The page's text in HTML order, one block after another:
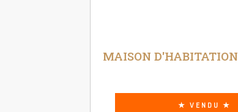
MAISON D'HABITATION
★ VENDU ★